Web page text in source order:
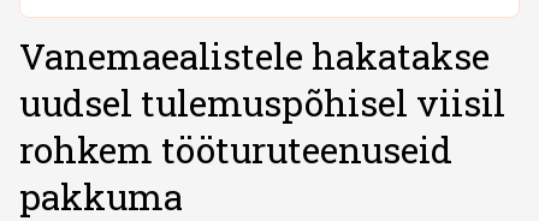
Vanemaealistele hakatakse
uudsel tulemuspõhisel viisil
rohkem tööturuteenuseid
pakkuma